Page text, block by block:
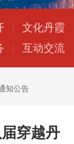
文化丹霞
互动交流
知公告
穿越丹